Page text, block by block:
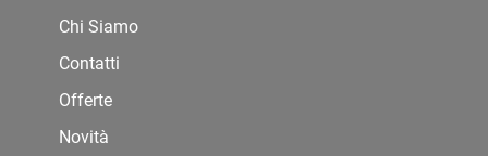
Chi Siamo
Contatti
Offerte
Novità